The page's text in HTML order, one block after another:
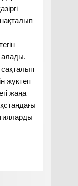
алады.
сақталып
жүктеп
жаңа